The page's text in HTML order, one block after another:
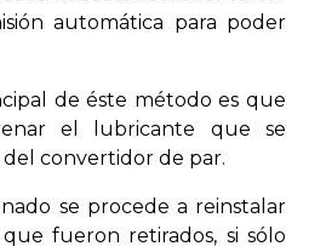
automática para poder
de éste método es que
el lubricante que se
convertidor de par.
se procede a reinstalar
fueron retirados, si sólo